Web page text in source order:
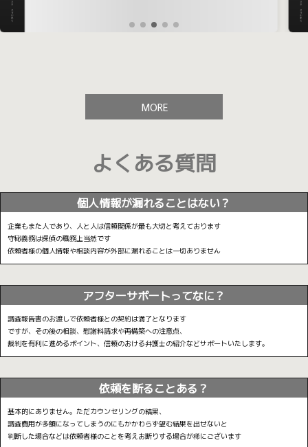
MORE
よくある質問
個人情報が漏れることはない？
企業もまた人であり、人と人は信頼関係が最も大切と考えております
守秘義務は探偵の職務上当然です
依頼者様の個人情報や相談内容が外部に漏れることは一切ありません
アフターサポートってなに？
調査報告書のお渡しで依頼者様との契約は満了となります
ですが、その後の相談、慰謝料請求や再構築への注意点、
裁判を有利に進めるポイント、信頼のおける弁護士の紹介などサポートいたします。
依頼を断ることある？
基本的にありません。ただカウンセリングの結果、
調査費用が多額になってしまうのにもかかわらず望む結果を出せないと
判断した場合などは依頼者様のことを考えお断りする場合が稀にございます